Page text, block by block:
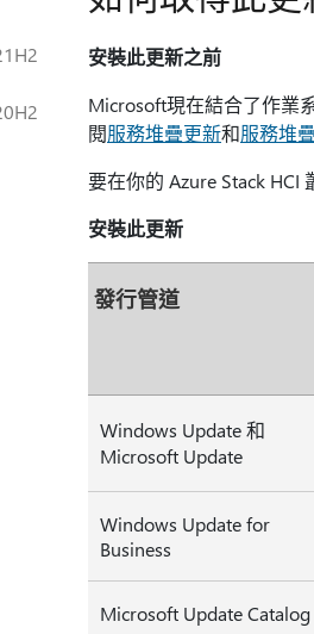
安裝此更新之前
Microsoft現在結合了作業
閱服務堆疊更新和服務堆
要在你的 Azure Stack HCI
安裝此更新
發行管道
Windows Update 和
Microsoft Update
Windows Update for
Business
Microsoft Update Catalog